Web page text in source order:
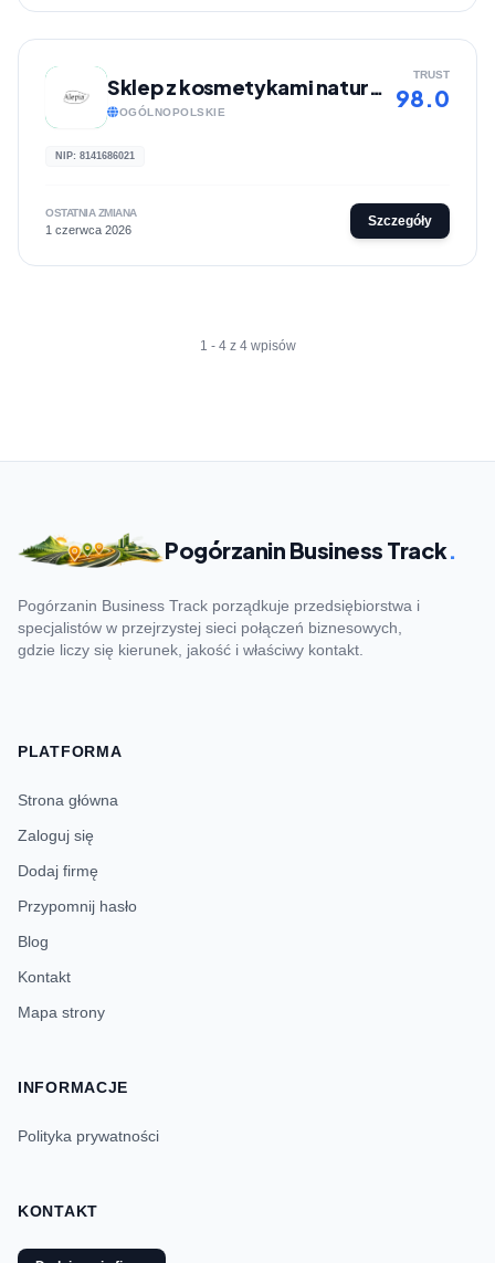
Sklep z kosmetykami naturalnymi - Alepia
OGÓLNOPOLSKIE
TRUST
98.0
NIP: 8141686021
OSTATNIA ZMIANA
1 czerwca 2026
Szczegóły
1 - 4 z 4 wpisów
Pogórzanin Business Track.
Pogórzanin Business Track porządkuje przedsiębiorstwa i
specjalistów w przejrzystej sieci połączeń biznesowych,
gdzie liczy się kierunek, jakość i właściwy kontakt.
PLATFORMA
Strona główna
Zaloguj się
Dodaj firmę
Przypomnij hasło
Blog
Kontakt
Mapa strony
INFORMACJE
Polityka prywatności
KONTAKT